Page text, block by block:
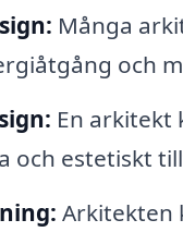
Många
och
En arkitekt
och estetiskt
Arkitekten